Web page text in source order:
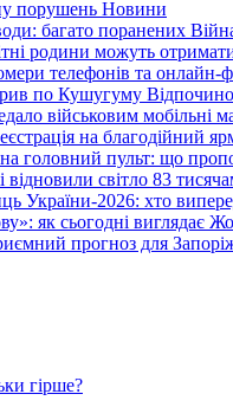
порушень Новини
багато поранених
родини можуть
телефонів та онлайн-
по Кушугуму
військовим
на благодійний
головний пульт: що
відновили світло 83
України-2026: хто
як сьогодні виглядає
прогноз для
гірше?